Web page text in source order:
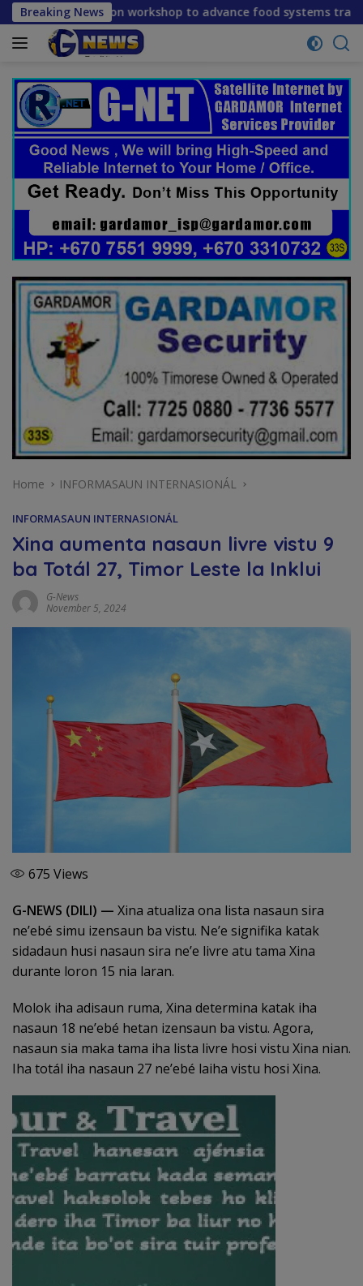
Skip
to
content
Breaking News
workshop to advance food systems transformation in
Home INFORMASAUN INTERNASIONÁL
INFORMASAUN INTERNASIONÁL
Xina aumenta nasaun livre vistu 9
ba Totál 27, Timor Leste la Inklui
G-News
November 5, 2024
675 Views
G-NEWS (DILI) — Xina atualiza ona lista nasaun sira
ne’ebé simu izensaun ba vistu. Ne’e signifika katak
sidadaun husi nasaun sira ne’e livre atu tama Xina
durante loron 15 nia laran.
Molok iha adisaun ruma, Xina determina katak iha
nasaun 18 ne’ebé hetan izensaun ba vistu. Agora,
nasaun sia maka tama iha lista livre hosi vistu Xina nian.
Iha totál iha nasaun 27 ne’ebé laiha vistu hosi Xina.